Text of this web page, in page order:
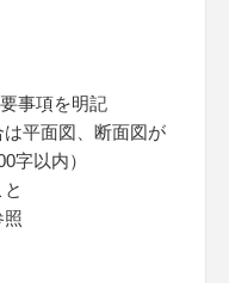
事項を明記
平面図、断面図が
字以内）